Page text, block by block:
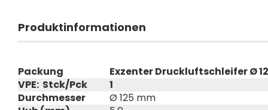
Produktinformationen
Packung
Exzenter Druckluftschleifer Ø
VPE: Stck/Pck
1
Durchmesser
Ø 125 mm